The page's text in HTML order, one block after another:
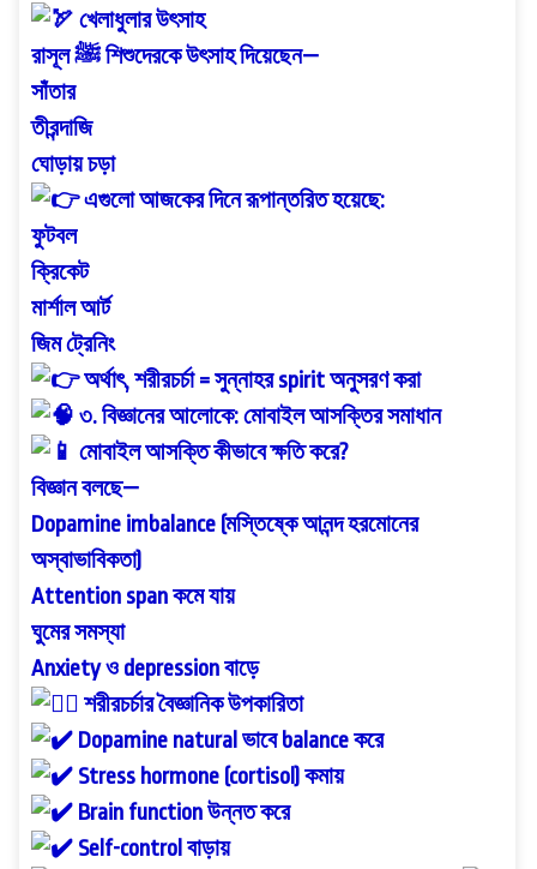
খেলাধুলার উৎসাহ
রাসূল ﷺ শিশুদেরকে উৎসাহ দিয়েছেন—
সাঁতার
তীরন্দাজি
ঘোড়ায় চড়া
এগুলো আজকের দিনে রূপান্তরিত হয়েছে:
ফুটবল
ক্রিকেট
মার্শাল আর্ট
জিম ট্রেনিং
অর্থাৎ, শরীরচর্চা = সুন্নাহর spirit অনুসরণ করা
৩. বিজ্ঞানের আলোকে: মোবাইল আসক্তির সমাধান
মোবাইল আসক্তি কীভাবে ক্ষতি করে?
বিজ্ঞান বলছে—
Dopamine imbalance (মস্তিষ্কে আনন্দ হরমোনের
অস্বাভাবিকতা)
Attention span কমে যায়
ঘুমের সমস্যা
Anxiety ও depression বাড়ে
শরীরচর্চার বৈজ্ঞানিক উপকারিতা
Dopamine natural ভাবে balance করে
Stress hormone (cortisol) কমায়
Brain function উন্নত করে
Self-control বাড়ায়